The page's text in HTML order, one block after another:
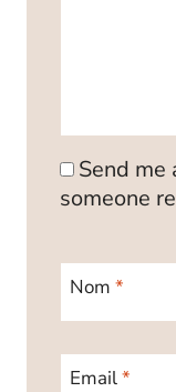
Send
someone
Nom *
Email*